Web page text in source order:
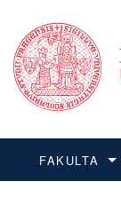
FAKULTA